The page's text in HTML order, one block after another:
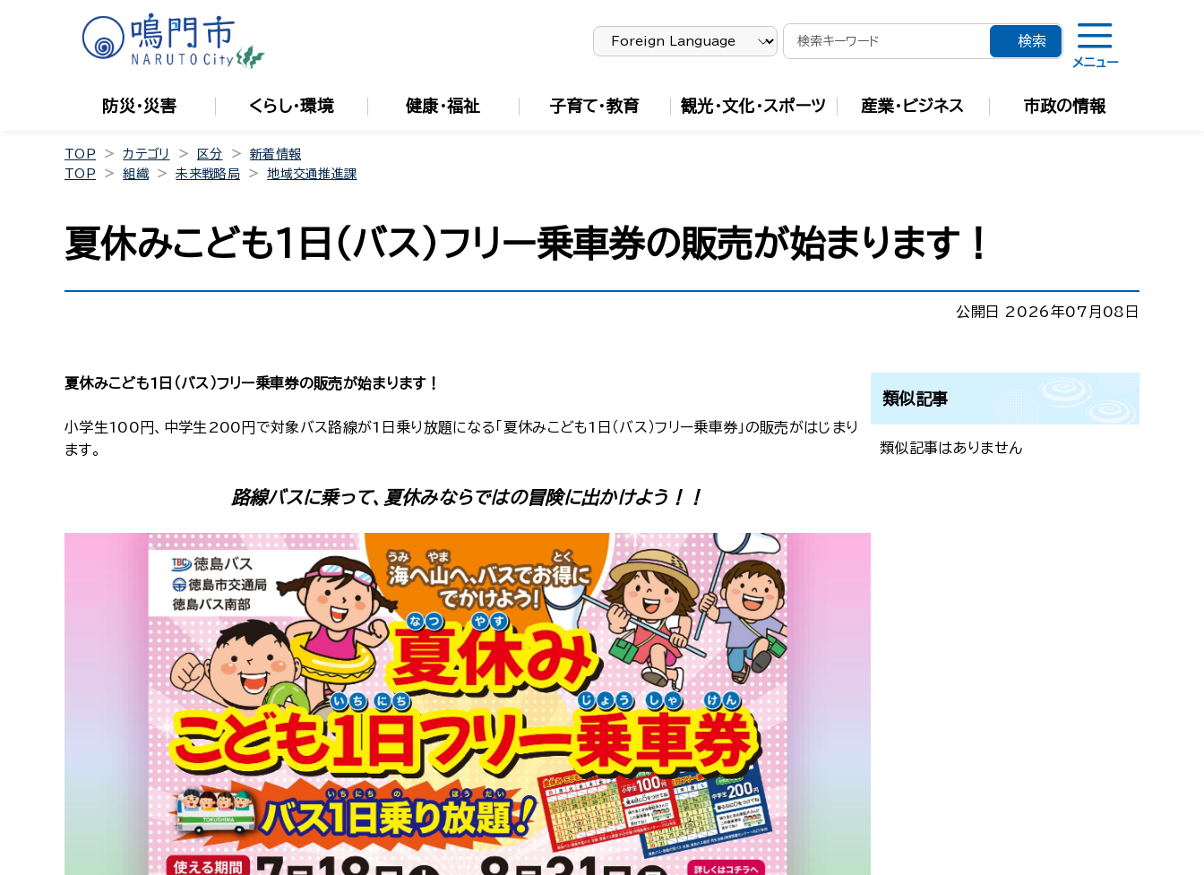
メニュー
防災・災害 くらし・環境 健康・福祉 子育て・教育 観光・文化・スポーツ 産業・ビジネス 市政の情報
TOP カテゴリ 区分
新着情報
TOP
組織 未来戦略局 地域交通推進課
夏休みこども1日（バス）フリー乗車券の販売が始まります！
公開日 2026年07月08日
夏休みこども1日（バス）フリー乗車券の販売が始まります！
小学生100円、中学生200円で対象バス路線が1日乗り放題になる「夏休みこども1日（バス）フリー乗車券」の販売がはじまり
ます。
路線バスに乗って、夏休みならではの冒険に出かけよう！！
類似記事
類似記事はありません